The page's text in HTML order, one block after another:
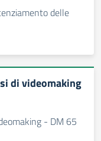
delle
di videomaking
- DM 65